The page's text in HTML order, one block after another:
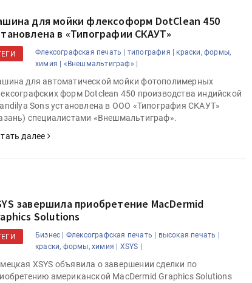
для мойки флексоформ DotClean 450
в «Типографии СКАУТ»
Флексографская печать | типография |
краски, формы,
химия |
«Внешмальтиграф» |
для автоматической мойки фотополимерных
форм Dotclean 450 производства индийской
Sons установлена в ООО «Типография СКАУТ»
специалистами «Внешмальтиграф».
далее
завершила приобретение MacDermid
Solutions
Бизнес | Флексографская печать |
высокая печать |
краски, формы, химия |
XSYS |
XSYS объявила о завершении сделки по
американской MacDermid Graphics Solutions
Lava
поставщиками и новыми
решениями для брендов
Kairos выпускает станцию
смешения красок Ada Color Lava